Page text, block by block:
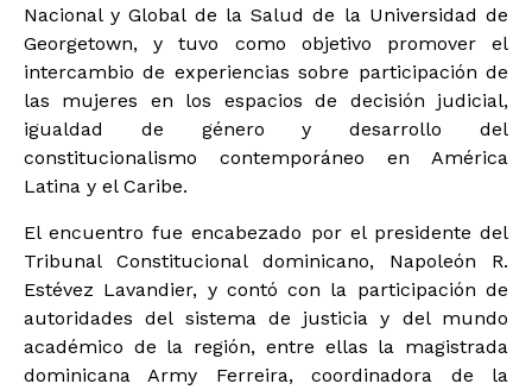
Nacional y Global de la Salud de la Universidad de
Georgetown, y tuvo como objetivo promover el
intercambio de experiencias sobre participación de
las mujeres en los espacios de decisión judicial,
igualdad de género y desarrollo del
constitucionalismo contemporáneo en América
Latina y el Caribe.
El encuentro fue encabezado por el presidente del
Tribunal Constitucional dominicano, Napoleón R.
Estévez Lavandier, y contó con la participación de
autoridades del sistema de justicia y del mundo
académico de la región, entre ellas la magistrada
dominicana Army Ferreira, coordinadora de la